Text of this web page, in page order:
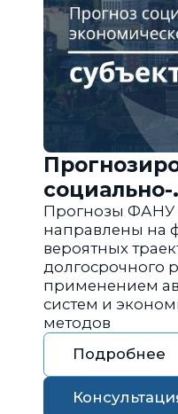
социально-
региона РФ
Прогнозы ФАНУ
направлены на
вероятных
долгосрочного
применением
систем и
методов
Подробнее